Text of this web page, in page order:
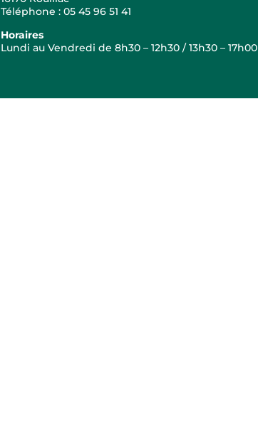
Téléphone : 05 45 96 51 41
Horaires
Lundi au Vendredi de 8h30 – 12h30 / 13h30 – 17h00